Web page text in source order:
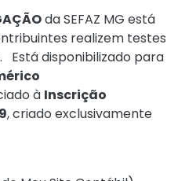
da SEFAZ MG está
realizem testes
. Está disponibilizado para
à Inscrição
, criado exclusivamente